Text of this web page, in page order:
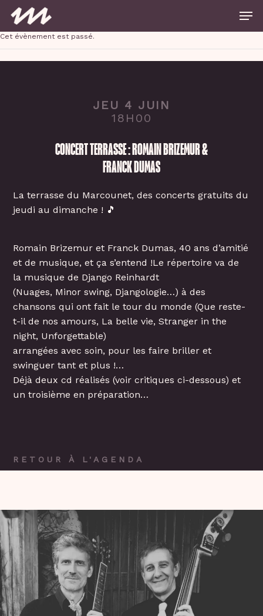
main
content
Cet évènement est passé.
JEU 4 JUIN
18H00
CONCERT TERRASSE : ROMAIN BRIZEMUR &
FRANCK DUMAS
La terrasse du Marcounet, des concerts gratuits du
jeudi au dimanche ! 🎵
Romain Brizemur et Franck Dumas, 40 ans d’amitié
et de musique, et ça s’entend !Le répertoire va de
la musique de Django Reinhardt
(Nuages, Minor swing, Djangologie…) à des
chansons qui ont fait le tour du monde (Que reste-
t-il de nos amours, La belle vie, Stranger in the
night, Unforgettable)
arrangées avec soin, pour les faire briller et
swinguer tant et plus !…
Déjà deux cd réalisés (voir critiques ci-dessous) et
un troisième en préparation…
RETOUR À L'AGENDA
Close